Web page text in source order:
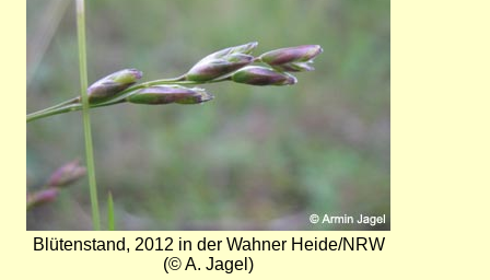
Blütenstand, 2012 in der Wahner Heide/NRW
(© A. Jagel)